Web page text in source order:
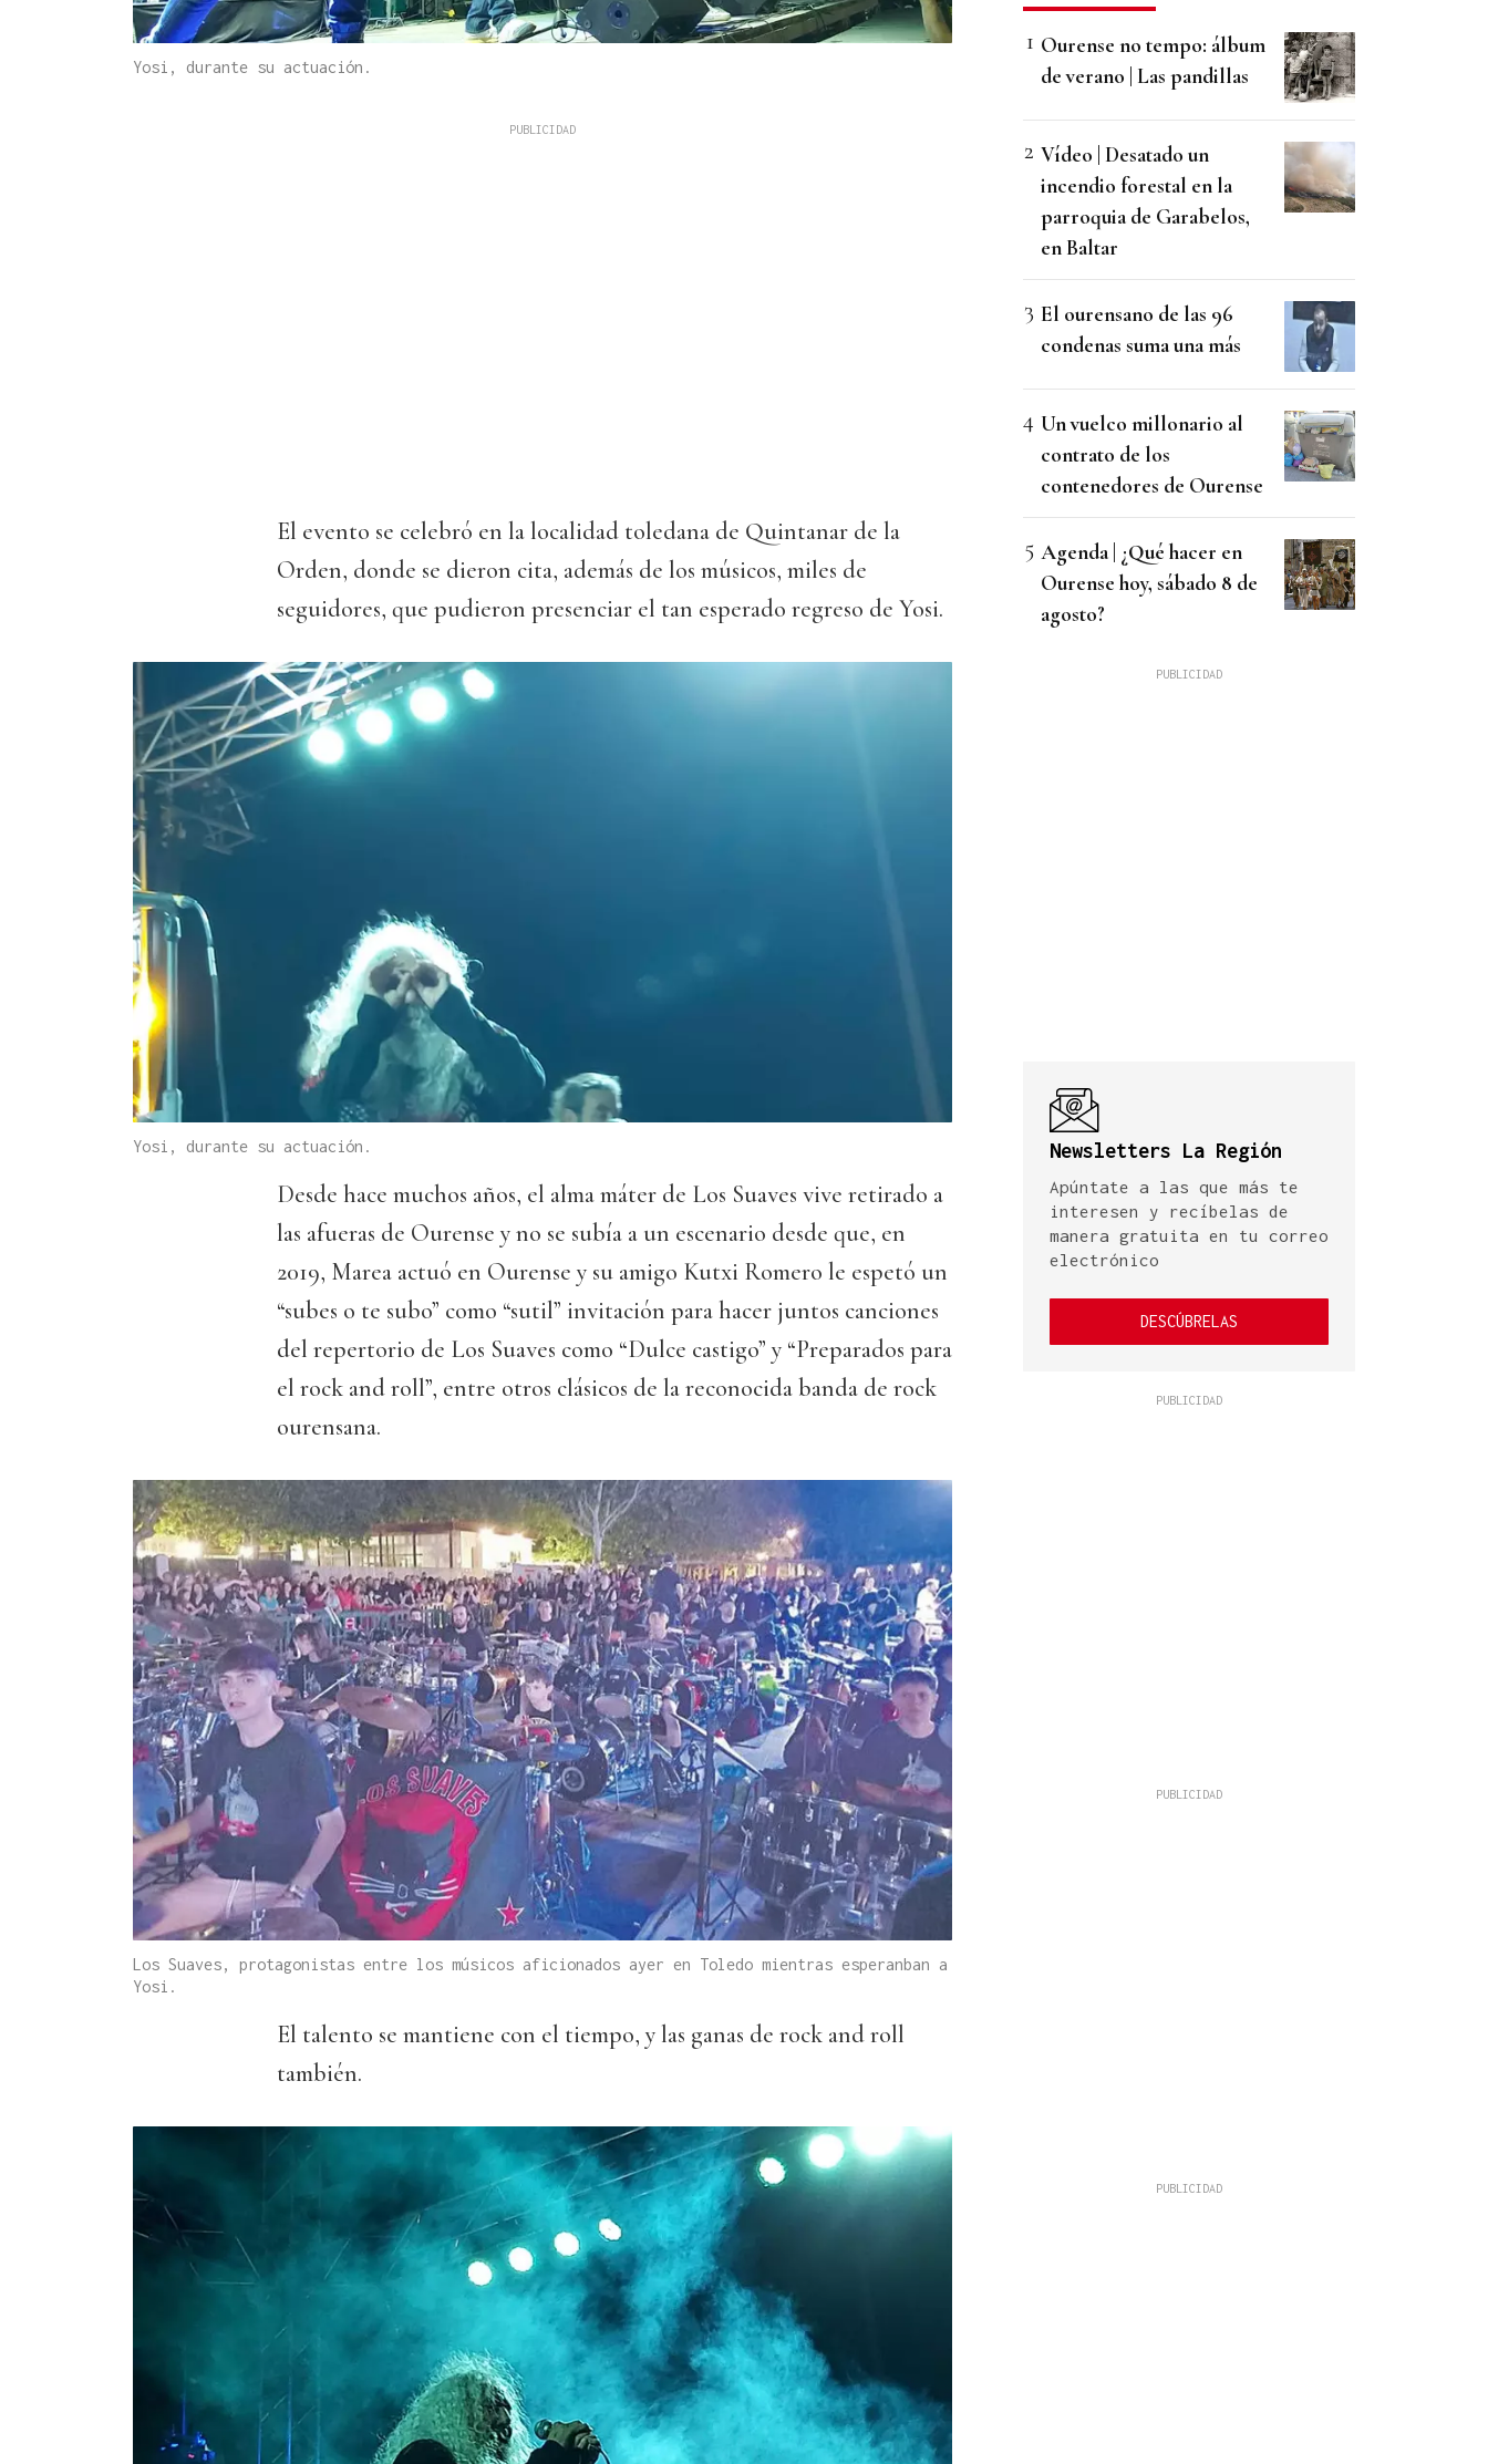
Yosi, durante su actuación.
El evento se celebró en la localidad toledana de Quintanar de la
Orden, donde se dieron cita, además de los músicos, miles de
seguidores, que pudieron presenciar el tan esperado regreso de Yosi.
Yosi, durante su actuación.
Desde hace muchos años, el alma máter de Los Suaves vive retirado a
las afueras de Ourense y no se subía a un escenario desde que, en
2019, Marea actuó en Ourense y su amigo Kutxi Romero le espetó un
“subes o te subo” como “sutil” invitación para hacer juntos canciones
del repertorio de Los Suaves como “Dulce castigo” y “Preparados para
el rock and roll”, entre otros clásicos de la reconocida banda de rock
ourensana.
Los Suaves, protagonistas entre los músicos aficionados ayer en Toledo mientras esperanban a
Yosi.
El talento se mantiene con el tiempo, y las ganas de rock and roll
también.
Ourense no tempo: álbum
de verano | Las pandillas
Vídeo | Desatado un
incendio forestal en la
parroquia de Garabelos,
en Baltar
El ourensano de las 96
condenas suma una más
Un vuelco millonario al
contrato de los
contenedores de Ourense
Agenda | ¿Qué hacer en
Ourense hoy, sábado 8 de
agosto?
Newsletters La Región
Apúntate a las que más te
interesen y recíbelas de
manera gratuita en tu correo
electrónico
DESCÚBRELAS